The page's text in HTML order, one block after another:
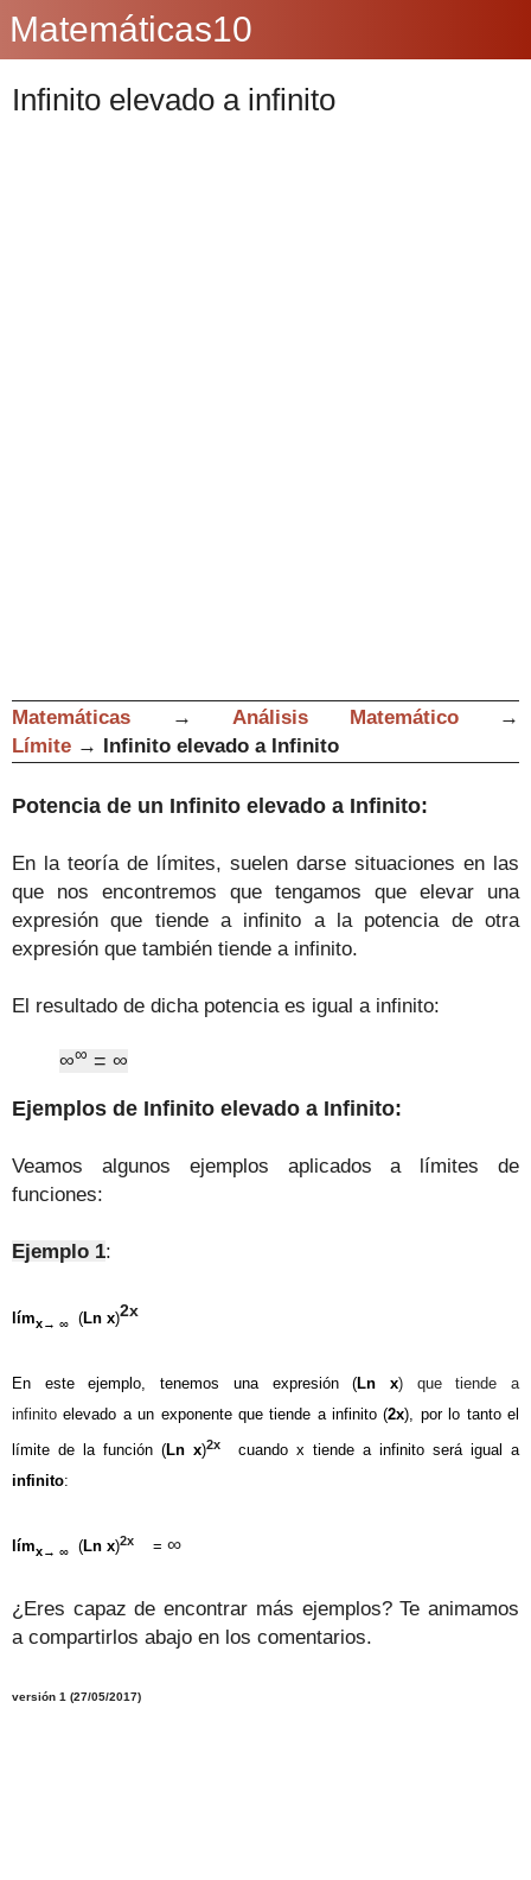
Matemáticas10
Infinito elevado a infinito
Matemáticas → Análisis Matemático
→
Límite → Infinito elevado a Infinito
Potencia de un Infinito elevado a Infinito:
En la teoría de límites, suelen darse situaciones en las
que nos encontremos que tengamos que elevar una
expresión que tiende a infinito a la potencia de otra
expresión que también tiende a infinito.
El resultado de dicha potencia es igual a infinito:
∞∞ = ∞
Ejemplos de Infinito elevado a Infinito:
Veamos algunos ejemplos aplicados a límites de
funciones:
Ejemplo 1:
límx → ∞ (Ln x)2x
En este ejemplo, tenemos una expresión(Ln x) que tiende a
infinito elevado a un exponente que tiende a infinito (2x), por lo tanto el
límite de la función(Ln x)2x
cuando x tiende a infinito será igual a
infinito:
límx→ ∞ (Ln x)2x = ∞
¿Eres capaz de encontrar más ejemplos? Te animamos
a compartirlos abajo en los comentarios.
versión 1 (27/05/2017)